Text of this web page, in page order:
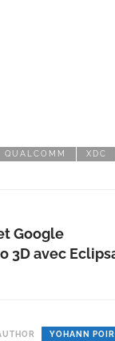
QUALCOMM XDC
Google
3D avec
YOHANN